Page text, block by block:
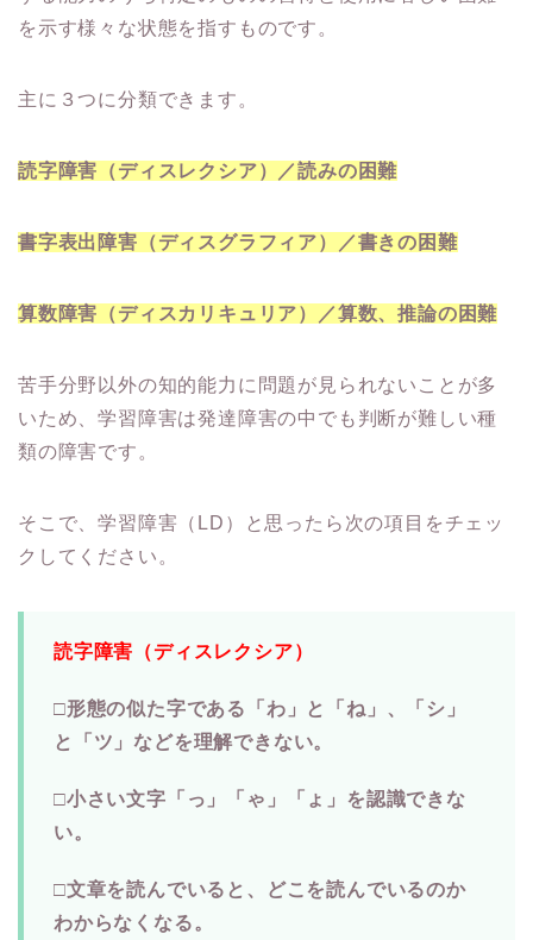
を示す様々な状態を指すものです。
主に３つに分類できます。
読字障害（ディスレクシア）／読みの困難
書字表出障害（ディスグラフィア）／書きの困難
算数障害（ディスカリキュリア）／算数、推論の困難
苦手分野以外の知的能力に問題が見られないことが多
いため、学習障害は発達障害の中でも判断が難しい種
類の障害です。
そこで、学習障害（LD）と思ったら次の項目をチェッ
クしてください。
読字障害（ディスレクシア）
□形態の似た字である「わ」と「ね」、「シ」
と「ツ」などを理解できない。
□小さい文字「っ」「ゃ」「ょ」を認識できな
い。
□文章を読んでいると、どこを読んでいるのか
わからなくなる。